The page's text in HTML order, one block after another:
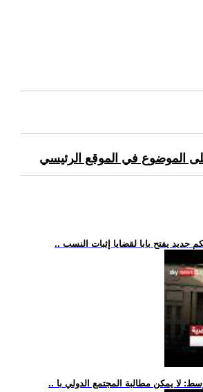
الموضوع في الموقع الرئيسي
جديد يفتح بابا لقضايا إثبات النسب
لا يمكن مطالبة المجتمع الدولي با